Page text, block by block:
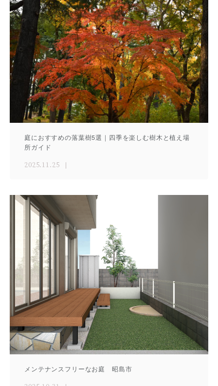
庭におすすめの落葉樹5選｜四季を楽しむ樹木と植え場
所ガイド
2025.11.25
メンテナンスフリーなお庭 昭島市